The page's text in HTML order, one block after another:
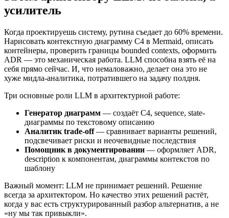
усилитель
Когда проектируешь систему, рутина съедает до 60% времени.
Нарисовать контекстную диаграмму C4 в Mermaid, описать
контейнеры, проверить границы bounded contexts, оформить
ADR — это механическая работа. LLM способна взять её на
себя прямо сейчас. И, что немаловажно, делает она это не
хуже мидла-аналитика, потратившего на задачу полдня.
Три основные роли LLM в архитектурной работе:
Генератор диаграмм — создаёт C4, sequence, state-
диаграммы по текстовому описанию
Аналитик trade-off— сравнивает варианты решений,
подсвечивает риски и неочевидные последствия
Помощник в документировании — оформляет ADR,
description к компонентам, диаграммы контекстов по
шаблону
Важный момент: LLM не принимает решений. Решение
всегда за архитектором. Но качество этих решений растёт,
когда у вас есть структурированный разбор альтернатив, а не
«ну мы так привыкли».